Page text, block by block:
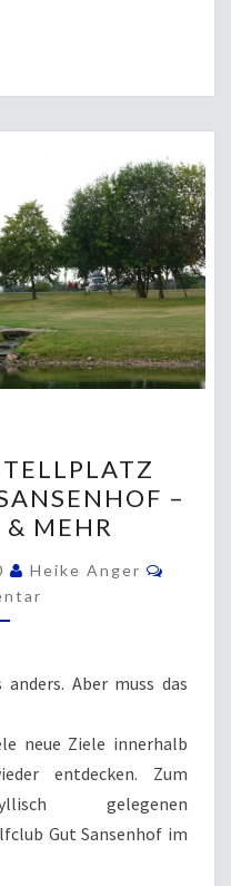
–
MEHR
Heike Anger
Aber muss das
neue Ziele innerhalb
entdecken. Zum
gelegenen
Gut Sansenhof im